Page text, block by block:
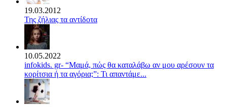
19.03.2012
Της ζήλιας τα αντίδοτα
10.05.2022
infokids. gr- “Μαμά, πώς θα καταλάβω αν μου αρέσουν τα
κορίτσια ή τα αγόρια;”: Τι απαντάμε...